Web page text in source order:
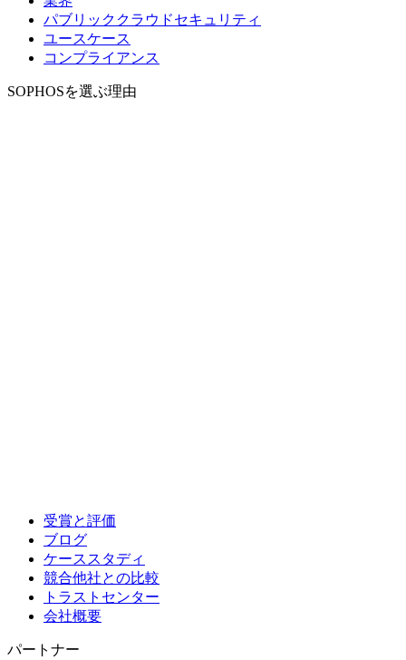
パブリッククラウドセキュリティ
ユースケース
コンプライアンス
SOPHOSを選ぶ理由
受賞と評価
ブログ
ケーススタディ
競合他社との比較
トラストセンター
会社概要
パートナー